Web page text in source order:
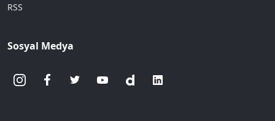
RSS
Sosyal Medya